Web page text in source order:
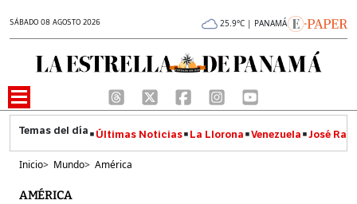
SÁBADO 08 AGOSTO 2026 25.9°C | PANAMÁ
Últimas Noticias La Llorona Venezuela José
Inicio> Mundo> América
AMÉRICA